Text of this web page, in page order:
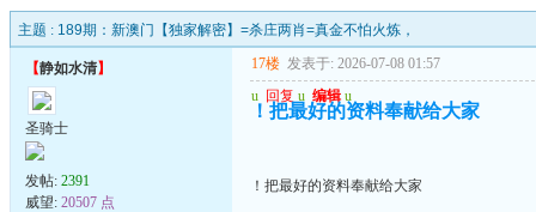
主题 : 189期：新澳门【独家解密】=杀庄两肖=真金不怕火炼，
【静如水清】
圣骑士
发帖: 2391
威望: 20507 点
17楼 发表于: 2026-07-08 01:57
u 回复 u 编辑 u
！把最好的资料奉献给大家
！把最好的资料奉献给大家